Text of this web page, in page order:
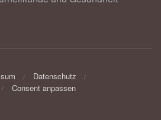
Datenschutz
Consent anpassen